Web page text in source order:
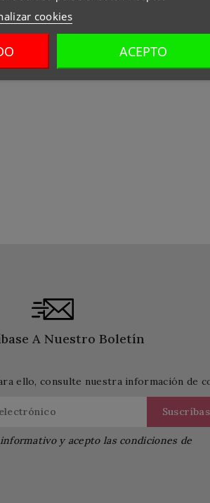
A Nuestro Boletín
ello, consulte nuestra información de
y acepto las condiciones de
cookies
ACEPTO